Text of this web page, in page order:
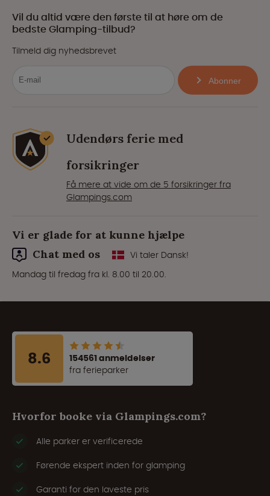
Vil du altid være den første til at høre om de
bedste Glamping-tilbud?
Tilmeld dig nyhedsbrevet
Abonner
Udendørs ferie med
forsikringer
Få mere at vide om de 5 forsikringer fra
Glampings.com
Vi er glade for at kunne hjælpe
Chat med os
Vi taler Dansk!
Mandag til fredag fra kl. 8.00 til 20.00.
8.6
154561 anmeldelser
fra ferieparker
Hvorfor booke via Glampings.com?
Alle parker er verificerede
Førende ekspert inden for glamping
Garanti for den laveste pris